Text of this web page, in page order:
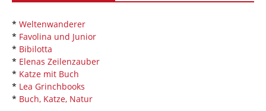
* Weltenwanderer
* Favolina und Junior
* Bibilotta
* Elenas Zeilenzauber
* Katze mit Buch
* Lea Grinchbooks
* Buch, Katze, Natur